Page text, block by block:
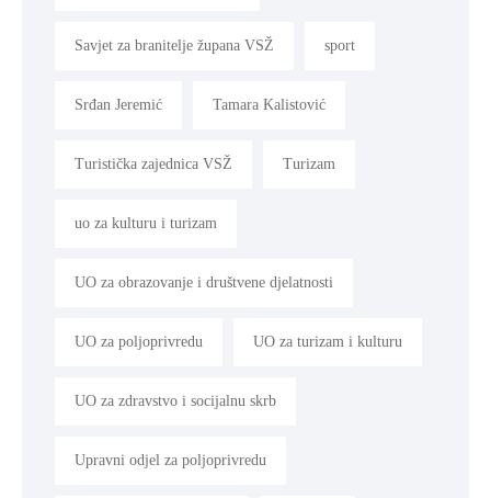
Savjet za branitelje župana VSŽ sport
Srđan Jeremić Tamara Kalistović
Turistička zajednica VSŽ Turizam
uo za kulturu i turizam
UO za obrazovanje i društvene djelatnosti
UO za poljoprivredu UO za turizam i kulturu
UO za zdravstvo i socijalnu skrb
Upravni odjel za poljoprivredu